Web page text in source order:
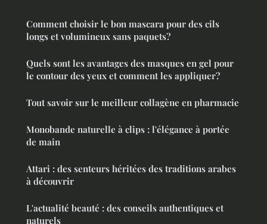
Comment choisir le bon mascara pour des cils
longs et volumineux sans paquets?
Quels sont les avantages des masques en gel pour
le contour des yeux et comment les appliquer?
Tout savoir sur le meilleur collagène en pharmacie
Monobande naturelle à clips : l'élégance à portée
de main
Attari : des senteurs héritées des traditions arabes
à découvrir
L'actualité beauté : des conseils authentiques et
naturels